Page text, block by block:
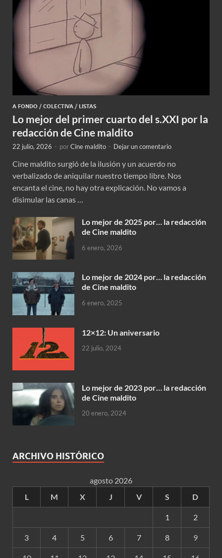
A FONDO / COLECTIVA / LISTAS
Lo mejor del primer cuarto del s.XXI por la
redacción de Cine maldito
22 julio, 2026 - porCine maldito - Dejar un comentario
Cine maldito surgió de la ilusión y un acuerdo no
verbalizado de aniquilar nuestro tiempo libre. Nos
encanta el cine, no hay otra explicación. No vamos a
disimular las canas …
Lo mejor de 2025 por… la redacción
de Cine maldito
6 enero, 2026
Lo mejor de 2024 por… la redacción
de Cine maldito
6 enero, 2025
12×12: Un aniversario
22 julio, 2024
Lo mejor de 2023 por… la redacción
de Cine maldito
20 enero, 2024
ARCHIVO HISTÓRICO
agosto 2026
L
M X J V S D
1 2
3 4 5 6 7 8 9